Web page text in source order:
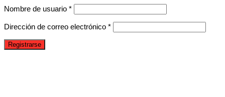
Nombre de usuario *
Dirección de correo electrónico *
Registrarse